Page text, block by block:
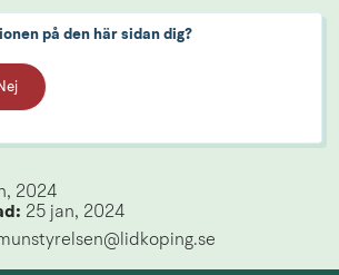
på den här sidan dig?
2024
25 jan, 2024